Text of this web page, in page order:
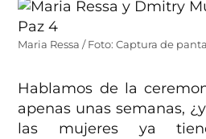
Maria Ressa / Foto: Captura de
Hablamos de la
apenas unas semanas,
las mujeres ya